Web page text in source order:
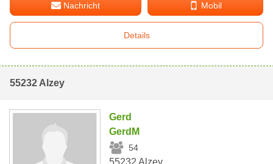
Nachricht Mobil
Details
55232 Alzey
Gerd
GerdM
54
55232 Alzey